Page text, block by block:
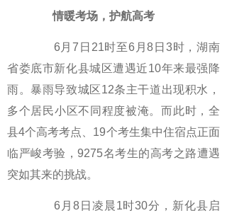
情暖考场，护航高考
6月7日21时至6月8日3时，湖南
省娄底市新化县城区遭遇近10年来最强降
雨。暴雨导致城区12条主干道出现积水，
多个居民小区不同程度被淹。而此时，全
县4个高考考点、19个考生集中住宿点正面
临严峻考验，9275名考生的高考之路遭遇
突如其来的挑战。
6月8日凌晨1时30分，新化县启